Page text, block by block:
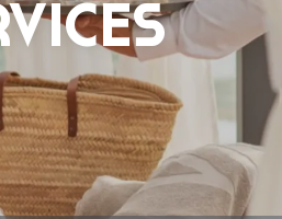
Menorca
Bou